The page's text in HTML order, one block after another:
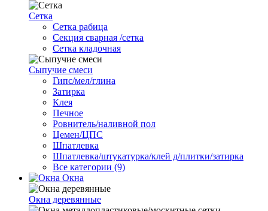
Сетка
Cетка рабица
Секция сварная /сетка
Сетка кладочная
Сыпучие смеси
Гипс/мел/глина
Затирка
Клея
Печное
Ровнитель/наливной пол
Цемен/ЦПС
Шпатлевка
Шпатлевка/штукатурка/клей д/плитки/затирка
Все категории (9)
Окна
Окна деревянные